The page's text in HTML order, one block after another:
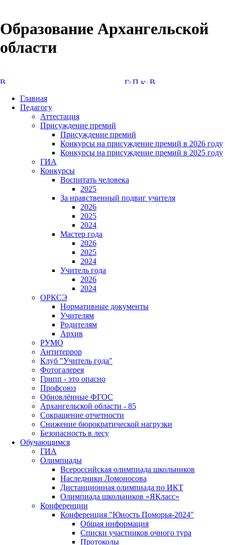
Образование Архангельской
области
Главная
Педагогу
Аттестация
Присуждение премий
Присуждение премий
Конкурсы на присуждение премий в 2026 году
Конкурсы на присуждение премий в 2025 году
ГИА
Конкурсы
Воспитать человека
2025
За нравственный подвиг учителя
2026
2025
2024
Мастер года
2026
2025
2024
Учитель года
2026
2024
ОРКСЭ
Нормативные документы
Учителям
Родителям
Архив
РУМО
Антитеррор
Клуб "Учитель года"
Фотогалерея
Грипп - это опасно
Профсоюз
Обновлённые ФГОС
Архангельской области - 85
Сокращение отчетности
Снижение бюрократической нагрузки
Безопасность в лесу
Обучающимся
ГИА
Олимпиады
Всероссийская олимпиада школьников
Наследники Ломоносова
Дистанционная олимпиада по ИКТ
Олимпиада школьников «ЯКласс»
Конференции
Конференция "Юность Поморья-2024"
Общая информация
Списки участников очного тура
Протоколы